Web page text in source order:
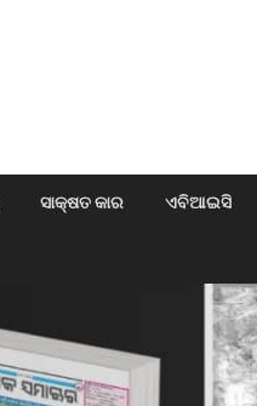
ସାକ୍ଷତ କାର ଏବିଆଇସି